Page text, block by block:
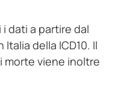
dati a partire dal
della ICD10. Il
morte viene inoltre